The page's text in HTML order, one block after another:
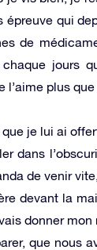
épreuve qui
de
jours
l’aime plus
je lui ai
dans
de venir
devant la
donner mon
que nous